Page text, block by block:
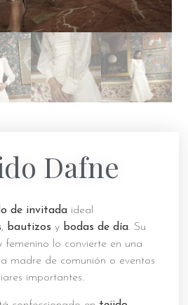
Dafne
de invitadaideal
, bautizos y bodas de día. Su
femenino lo convierte en una
madre de comunión o eventos
importantes.